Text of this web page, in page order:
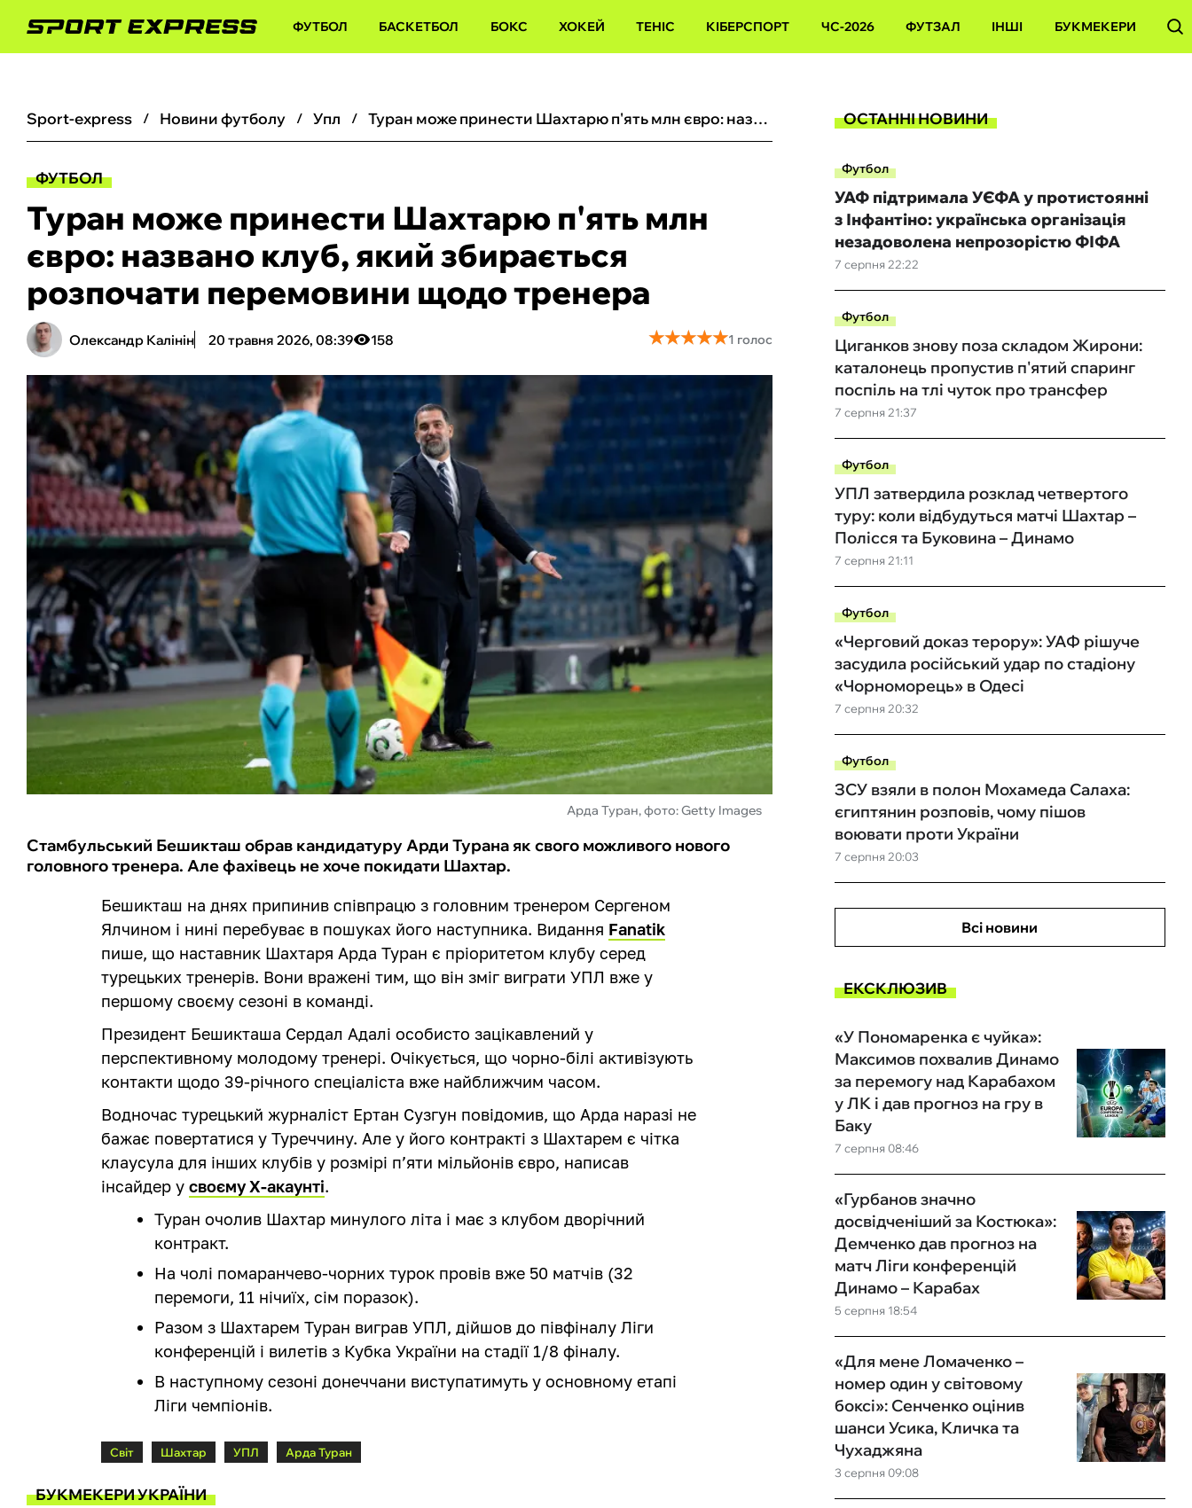
ФУТБОЛ БАСКЕТБОЛ БОКС ХОКЕЙ ТЕНІС КІБЕРСПОРТ ЧС-2026 ФУТЗАЛ ІНШІ БУКМЕКЕРИ
sport-express новини футболу упл Туран може принести Шахтарю п'ять млн євро: названо клуб, який збирається розпочати перемовини щодо тренера
ФУТБОЛ
Туран може принести Шахтарю п'ять млн
євро: названо клуб, який збирається
розпочати перемовини щодо тренера
Олександр Калінін 20 травня 2026, 08:39 158 ★★★★★
★★★★★1 голос
Арда Туран, фото: Getty Images
Стамбульський Бешикташ обрав кандидатуру Арди Турана як свого можливого нового
головного тренера. Але фахівець не хоче покидати Шахтар.
Бешикташ на днях припинив співпрацю з головним тренером Сергеном
Ялчином і нині перебуває в пошуках його наступника. Видання Fanatik
пише, що наставник Шахтаря Арда Туран є пріоритетом клубу серед
турецьких тренерів. Вони вражені тим, що він зміг виграти УПЛ вже у
першому своєму сезоні в команді.
Президент Бешикташа Сердал Адалі особисто зацікавлений у
перспективному молодому тренері. Очікується, що чорно-білі активізують
контакти щодо 39-річного спеціаліста вже найближчим часом.
Водночас турецький журналіст Ертан Сузгун повідомив, що Арда наразі не
бажає повертатися у Туреччину. Але у його контракті з Шахтарем є чітка
клаусула для інших клубів у розмірі п’яти мільйонів євро, написав
інсайдер усвоєму Х-акаунті.
Туран очолив Шахтар минулого літа і має з клубом дворічний
контракт.
На чолі помаранчево-чорних турок провів вже 50 матчів (32
перемоги, 11 нічиїх, сім поразок).
Разом з Шахтарем Туран виграв УПЛ, дійшов до півфіналу Ліги
конференцій і вилетів з Кубка України на стадії 1/8 фіналу.
В наступному сезоні донеччани виступатимуть у основному етапі
Ліги чемпіонів.
Світ Шахтар УПЛ Арда Туран
БУКМЕКЕРИ УКРАЇНИ
ОСТАННІ НОВИНИ
Футбол
7 серпня 22:22
УАФ підтримала УЄФА у протистоянні
з Інфантіно: українська організація
незадоволена непрозорістю ФІФА
Футбол
7 серпня 21:37
Циганков знову поза складом Жирони:
каталонець пропустив п'ятий спаринг
поспіль на тлі чуток про трансфер
Футбол
7 серпня 21:11
УПЛ затвердила розклад четвертого
туру: коли відбудуться матчі Шахтар –
Полісся та Буковина – Динамо
Футбол
7 серпня 20:32
«Черговий доказ терору»: УАФ рішуче
засудила російський удар по стадіону
«Чорноморець» в Одесі
Футбол
7 серпня 20:03
ЗСУ взяли в полон Мохамеда Салаха:
єгиптянин розповів, чому пішов
воювати проти України
Всі новини
ЕКСКЛЮЗИВ
7 серпня 08:46
«У Пономаренка є чуйка»:
Максимов похвалив Динамо
за перемогу над Карабахом
у ЛК і дав прогноз на гру в
Баку
5 серпня 18:54
«Гурбанов значно
досвідченіший за Костюка»:
Демченко дав прогноз на
матч Ліги конференцій
Динамо – Карабах
3 серпня 09:08
«Для мене Ломаченко –
номер один у світовому
боксі»: Сенченко оцінив
шанси Усика, Кличка та
Чухаджяна